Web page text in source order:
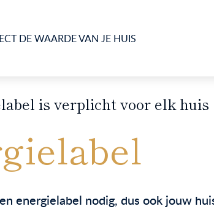
DE WAARDE VAN JE HUIS
is verplicht voor elk huis
energielabel nodig, dus ook jouw